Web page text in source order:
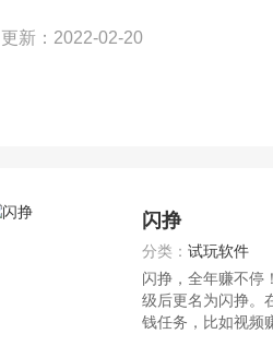
更新：2022-02-20
闪挣
分类： 试玩软件
闪挣，全年赚不停
级后更名为闪挣。
钱任务，比如视频